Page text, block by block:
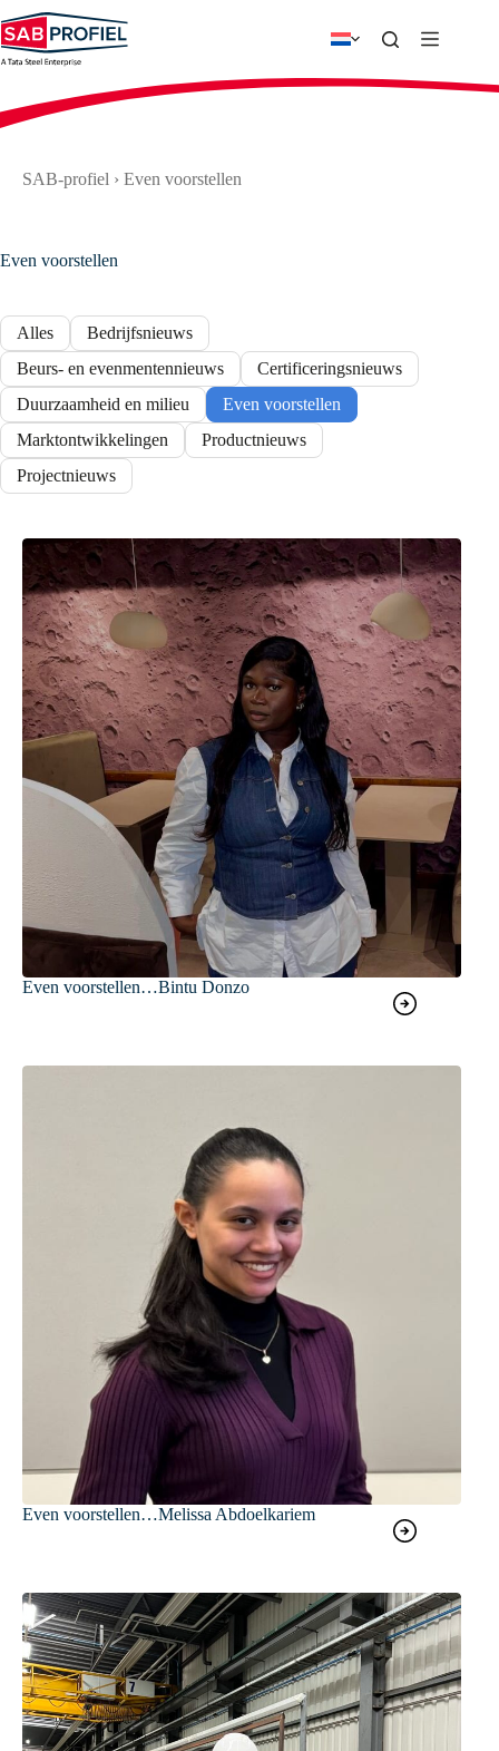
naar
de
inhoud
SAB-profiel › Even voorstellen
Even voorstellen
Alles
Bedrijfsnieuws
Beurs- en evenmentennieuws
Certificeringsnieuws
Duurzaamheid en milieu
Even voorstellen
Marktontwikkelingen
Productnieuws
Projectnieuws
Even voorstellen…Bintu Donzo
Even voorstellen…Melissa Abdoelkariem